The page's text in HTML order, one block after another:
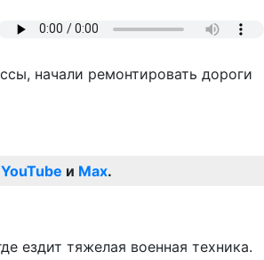
начали ремонтировать дороги
YouTube и Max.
ездит тяжелая военная техника.